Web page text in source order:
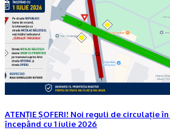
ATENȚIE ȘOFERI! Noi reguli de circulație
începând cu 1 iulie 2026